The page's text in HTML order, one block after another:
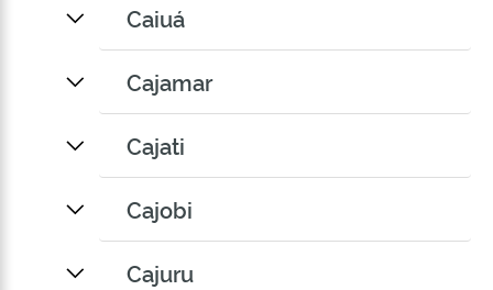
Caiuá
Cajamar
Cajati
Cajobi
Cajuru